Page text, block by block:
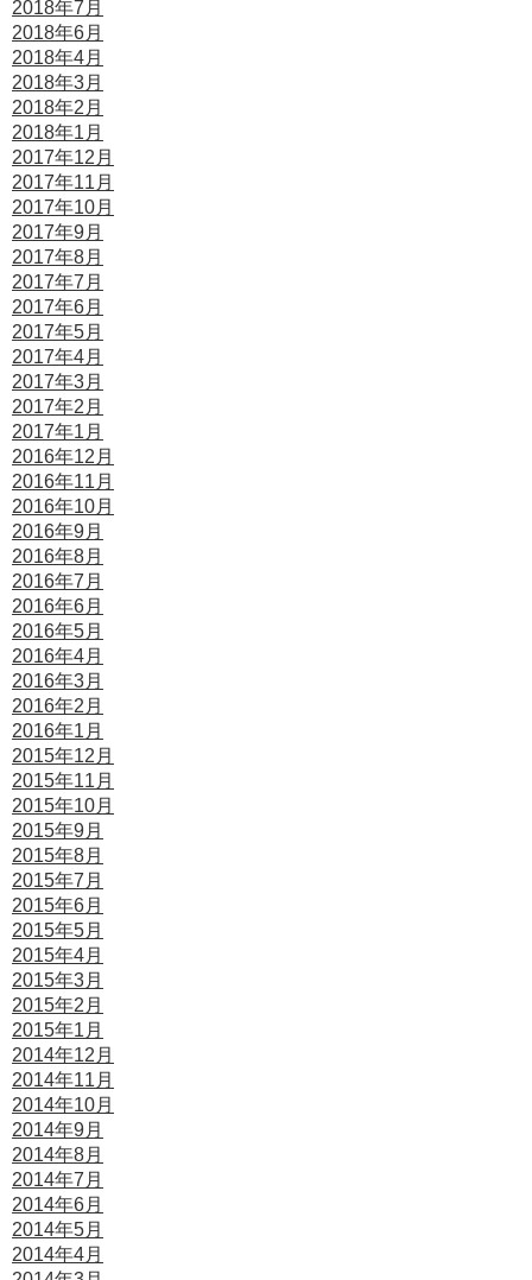
2018年7月
2018年6月
2018年4月
2018年3月
2018年2月
2018年1月
2017年12月
2017年11月
2017年10月
2017年9月
2017年8月
2017年7月
2017年6月
2017年5月
2017年4月
2017年3月
2017年2月
2017年1月
2016年12月
2016年11月
2016年10月
2016年9月
2016年8月
2016年7月
2016年6月
2016年5月
2016年4月
2016年3月
2016年2月
2016年1月
2015年12月
2015年11月
2015年10月
2015年9月
2015年8月
2015年7月
2015年6月
2015年5月
2015年4月
2015年3月
2015年2月
2015年1月
2014年12月
2014年11月
2014年10月
2014年9月
2014年8月
2014年7月
2014年6月
2014年5月
2014年4月